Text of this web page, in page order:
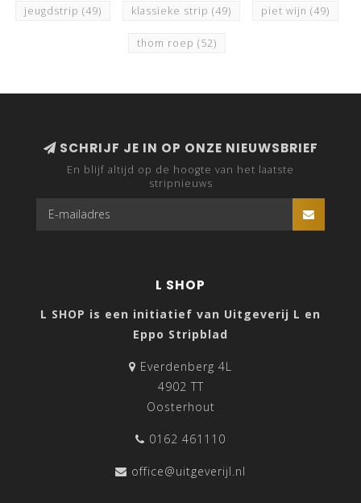
jeugdstrip (49) klassieke strip (49) piet wijn (49)
thom roep (52)
SCHRIJF JE IN OP ONZE NIEUWSBRIEF
En blijf altijd op de hoogte van het laatste
stripnieuws
L SHOP
L SHOP is een initiatief van Uitgeverij L en
Eppo Stripblad
Everdenberg 4L
4902 TT
Oosterhout
0162 461110
office@uitgeverijl.nl